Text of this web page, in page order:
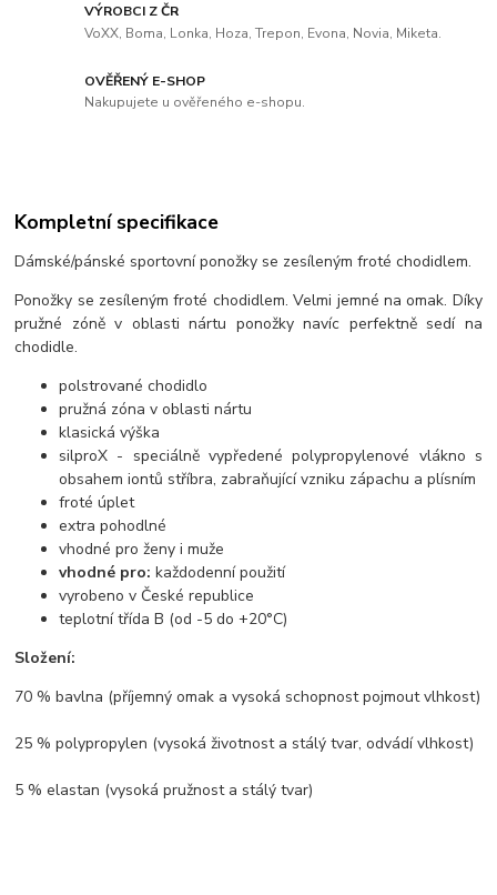
VÝROBCI Z ČR
VoXX, Boma, Lonka, Hoza, Trepon, Evona, Novia, Miketa.
OVĚŘENÝ E-SHOP
Nakupujete u ověřeného e-shopu.
Kompletní specifikace
Dámské/pánské sportovní ponožky se zesíleným froté chodidlem.
Ponožky se zesíleným froté chodidlem. Velmi jemné na omak. Díky
pružné zóně v oblasti nártu ponožky navíc perfektně sedí na
chodidle.
polstrované chodidlo
pružná zóna v oblasti nártu
klasická výška
silproX - speciálně vypředené polypropylenové vlákno s
obsahem iontů stříbra, zabraňující vzniku zápachu a plísním
froté úplet
extra pohodlné
vhodné pro ženy i muže
vhodné pro: každodenní použití
vyrobeno v České republice
teplotní třída B (od -5 do +20°C)
Složení:
70 % bavlna (příjemný omak a vysoká schopnost pojmout vlhkost)
25 % polypropylen (vysoká životnost a stálý tvar, odvádí vlhkost)
5 % elastan (vysoká pružnost a stálý tvar)